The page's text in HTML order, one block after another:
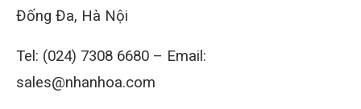
Đống Đa, Hà Nội
Tel: (024) 7308 6680 – Email:
sales@nhanhoa.com